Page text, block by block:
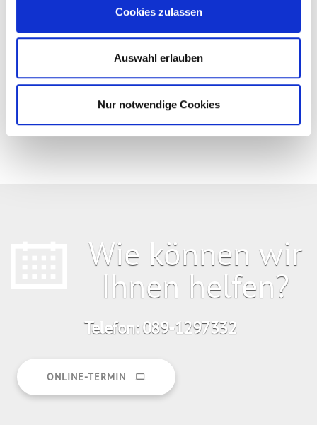
Cookies zulassen
Auswahl erlauben
Nur notwendige Cookies
Dieser Cookie wird
verwendet, um zwischen
unterscheiden.
Wie können wir
Ihnen helfen?
Telefon: 089-1297332
ONLINE-TERMIN